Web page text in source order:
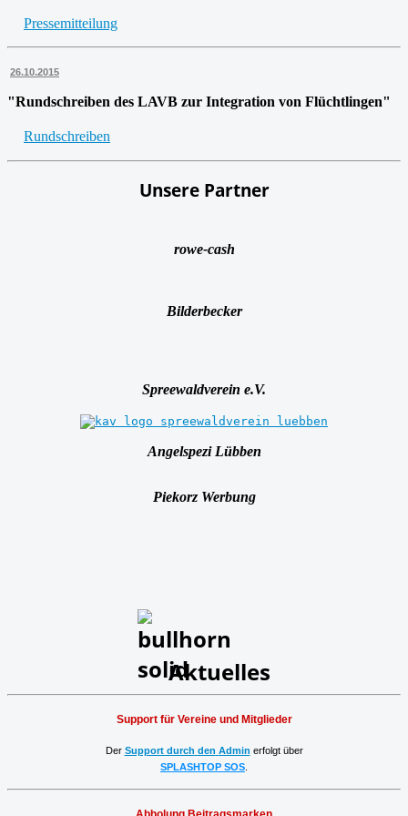
Pressemitteilung
26.10.2015
"Rundschreiben des LAVB zur Integration von Flüchtlingen"
Rundschreiben
Unsere Partner
rowe-cash
Bilderbecker
Spreewaldverein e.V.
Angelspezi Lübben
Piekorz Werbung
Aktuelles
Support für Vereine und Mitglieder
Der Support durch den Admin erfolgt über
SPLASHTOP SOS